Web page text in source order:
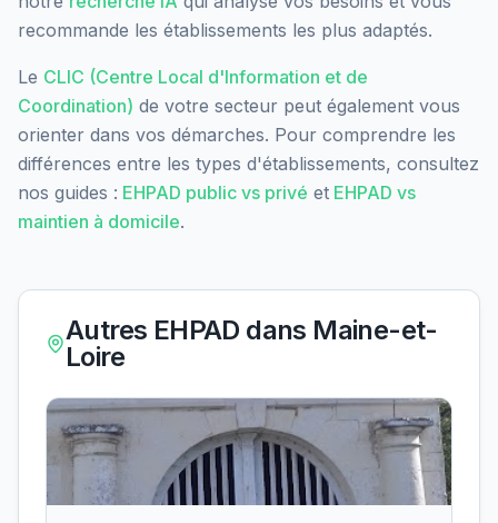
recommande les établissements les plus adaptés.
Le CLIC (Centre Local d'Information et de
Coordination) de votre secteur peut également vous
orienter dans vos démarches. Pour comprendre les
différences entre les types d'établissements, consultez
nos guides : EHPAD public vs privé et EHPAD vs
maintien à domicile.
Autres EHPAD dans Maine-et-
Loire